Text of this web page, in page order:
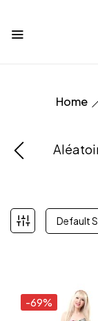
Home
Default
-69%